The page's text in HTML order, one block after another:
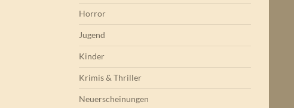
Horror
Jugend
Kinder
Krimis & Thriller
Neuerscheinungen